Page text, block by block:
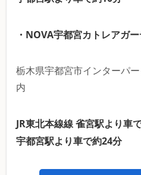
・NOVA宇都宮カトレアガ
栃木県宇都宮市インターパ
内
JR東北本線線 雀宮駅より車
宇都宮駅より車で約24分